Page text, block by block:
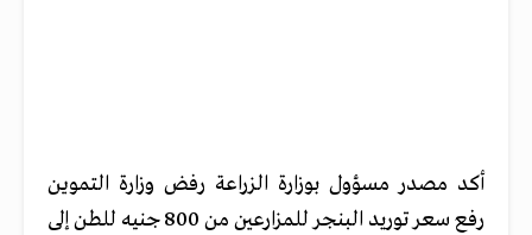
أكد مصدر مسؤول بوزارة الزراعة رفض وزارة التموين
رفع سعر توريد البنجر للمزارعين من 800 جنيه للطن إلى